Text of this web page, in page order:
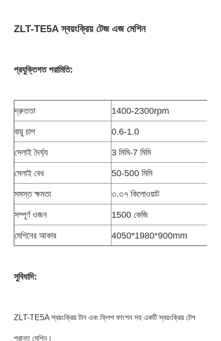
ZLT-TE5A স্বয়ংক্রিয় টেজ এজ মেশিন
প্রযুক্তিগত পরামিতি:
দ্রুততা
1400-2300rpm
বায়ু চাপ
0.6-1.0
সেলাই দৈর্ঘ্য
3 মিমি-7 মিমি
সেলাই বেধ
50-500 মিমি
সমস্ত ক্ষমতা
৩.৩৭ কিলোওয়াট
সম্পূর্ণ ওজন
1500 কেজি
মেশিনের আকার
4050*1980*900mm
সুবিধাদি:
ZLT-TE5A স্বয়ংক্রিয় টান এবং ফ্লিপ ফাংশন সহ একটি স্বয়ংক্রিয় টেপ
প্রান্ত মেশিন।